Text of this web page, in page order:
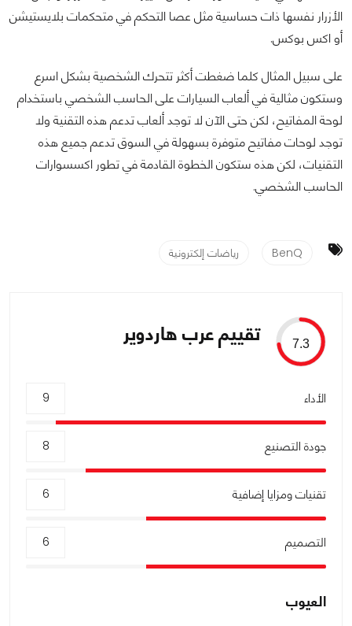
الأزرار نفسها ذات حساسية مثل عصا التحكم في متحكمات بلايستيشن
أو اكس بوكس.
على سبيل المثال كلما ضغطت أكثر تتحرك الشخصية بشكل اسرع
وستكون مثالية في ألعاب السيارات على الحاسب الشخصي باستخدام
لوحة المفاتيح، لكن حتى الآن لا توجد ألعاب تدعم هذه التقنية ولا
توجد لوحات مفاتيح متوفرة بسهولة في السوق تدعم جميع هذه
التقنيات، لكن هذه ستكون الخطوة القادمة في تطور اكسسوارات
الحاسب الشخصي.
BenQ رياضات إلكترونية
7.3 تقييم عرب هاردوير
الأداء 9
جودة التصنيع 8
تقنيات ومزايا إضافية 6
التصميم 6
العيوب